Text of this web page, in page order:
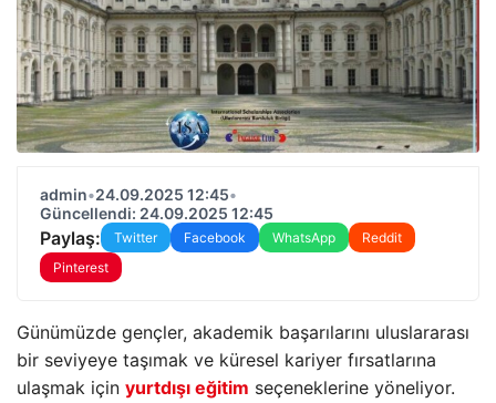
admin•24.09.2025 12:45•
Güncellendi: 24.09.2025 12:45
Paylaş: Twitter Facebook WhatsApp
Reddit
Pinterest
Günümüzde gençler, akademik başarılarını uluslararası
bir seviyeye taşımak ve küresel kariyer fırsatlarına
ulaşmak için yurtdışı eğitim seçeneklerine yöneliyor.